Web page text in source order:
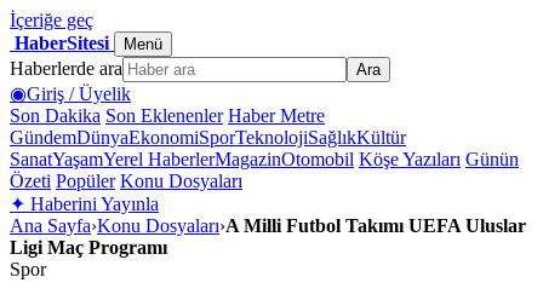
İçeriğe geç
HaberSitesi
Menü
Haberlerde ara Ara
◉Giriş / Üyelik
Son Dakika Son Eklenenler Haber Metre
GündemDünyaEkonomiSporTeknolojiSağlıkKültür
SanatYaşamYerel HaberlerMagazinOtomobil Köşe Yazıları Günün
Özeti Popüler Konu Dosyaları
✦ Haberini Yayınla
Ana Sayfa›Konu Dosyaları›A Milli Futbol Takımı UEFA Uluslar
Ligi Maç Programı
Spor